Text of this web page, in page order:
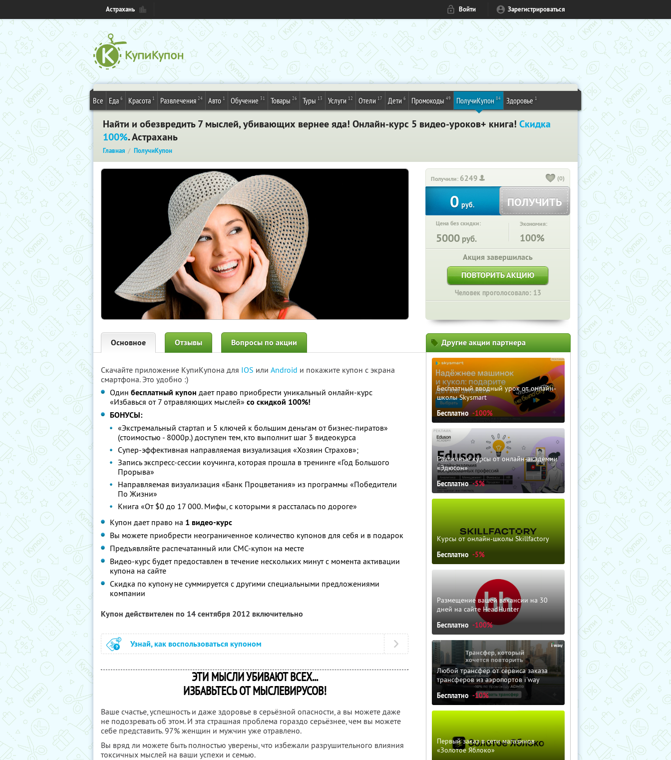
Астрахань Войти Зарегистрироваться
Все Еда 6 Красота 1 Развлечения 24 Авто 1 Обучение 31 Товары 26 Туры 13 Услуги 12 Отели 17 Дети 6 Промокоды 49 ПолучиКупон 84 Здоровье 1
Найти и обезвредить 7 мыслей, убивающих вернее яда! Онлайн-курс 5 видео-уроков+ книга! Скидка
100%. Астрахань
Главная ПолучиКупон
Получили: 6249 (0)
0 руб. ПОЛУЧИТЬ
Цена без скидки:
5000 руб.
Экономия:
100%
Акция завершилась
ПОВТОРИТЬ АКЦИЮ
Человек проголосовало: 13
Основное Отзывы Вопросы по акции
Скачайте приложение КупиКупона для IOS или Android и покажите купон с экрана
смартфона. Это удобно :)
Один бесплатный купон дает право приобрести уникальный онлайн-курс
«Избавься от 7 отравляющих мыслей» со скидкой 100%!
БОНУСЫ:
«Экстремальный стартап и 5 ключей к большим деньгам от бизнес-пиратов»
(стоимостью - 8000р.) доступен тем, кто выполнит шаг 3 видеокурса
Супер-эффективная направляемая визуализация «Хозяин Страхов»;
Запись экспресс-сессии коучинга, которая прошла в тренинге «Год Большого
Прорыва»
Направляемая визуализация «Банк Процветания» из программы «Победители
По Жизни»
Книга «От $0 до 17 000. Мифы, с которыми я рассталась по дороге»
Купон дает право на 1 видео-курс
Вы можете приобрести неограниченное количество купонов для себя и в подарок
Предъявляйте распечатанный или СМС-купон на месте
Видео-курс будет предоставлен в течение нескольких минут с момента активации
купона на сайте
Скидка по купону не суммируется с другими специальными предложениями
компании
Купон действителен по 14 сентября 2012 включительно
Узнай, как воспользоваться купоном
ЭТИ МЫСЛИ УБИВАЮТ ВСЕХ...
ИЗБАВЬТЕСЬ ОТ МЫСЛЕВИРУСОВ!
Ваше счастье, успешность и даже здоровье в серьёзной опасности, а вы можете даже
не подозревать об этом. И эта страшная проблема гораздо серьёзнее, чем вы можете
себе представить. 97% женщин и мужчин уже отравлено.
Вы вряд ли можете быть полностью уверены, что избежали разрушительного влияния
токсичных мыслей на ваши успехи и семью.
Другие акции партнера
Бесплатный вводный урок от онлайн-
школы Skysmart
Бесплатно -100%
Различные курсы от онлайн-академии
«Эдюсон»
Бесплатно -5%
Курсы от онлайн-школы Skillfactory
Бесплатно -5%
Размещение вашей вакансии на 30
дней на сайте HeadHunter
Бесплатно -100%
Любой трансфер от сервиса заказа
трансферов из аэропортов i'way
Бесплатно -10%
Первый заказ в сети магазинов
«Золотое Яблоко»